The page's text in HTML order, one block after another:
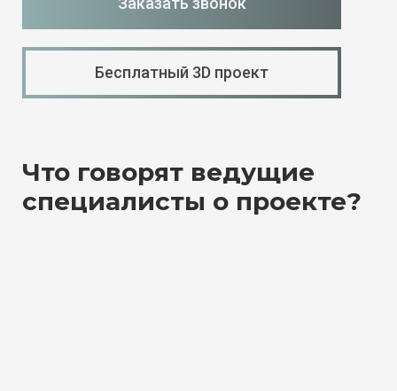
Бесплатный 3D проект
Что говорят ведущие
специалисты о проекте?